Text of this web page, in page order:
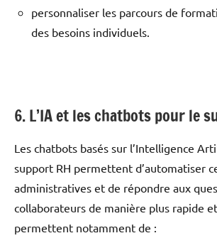
personnaliser les parcours de
des besoins individuels.
6. L’IA et les chatbots pour le
Les chatbots basés sur l’Intelligence
support RH permettent d’automatiser
administratives et de répondre aux
collaborateurs de manière plus rapide
permettent notamment de :